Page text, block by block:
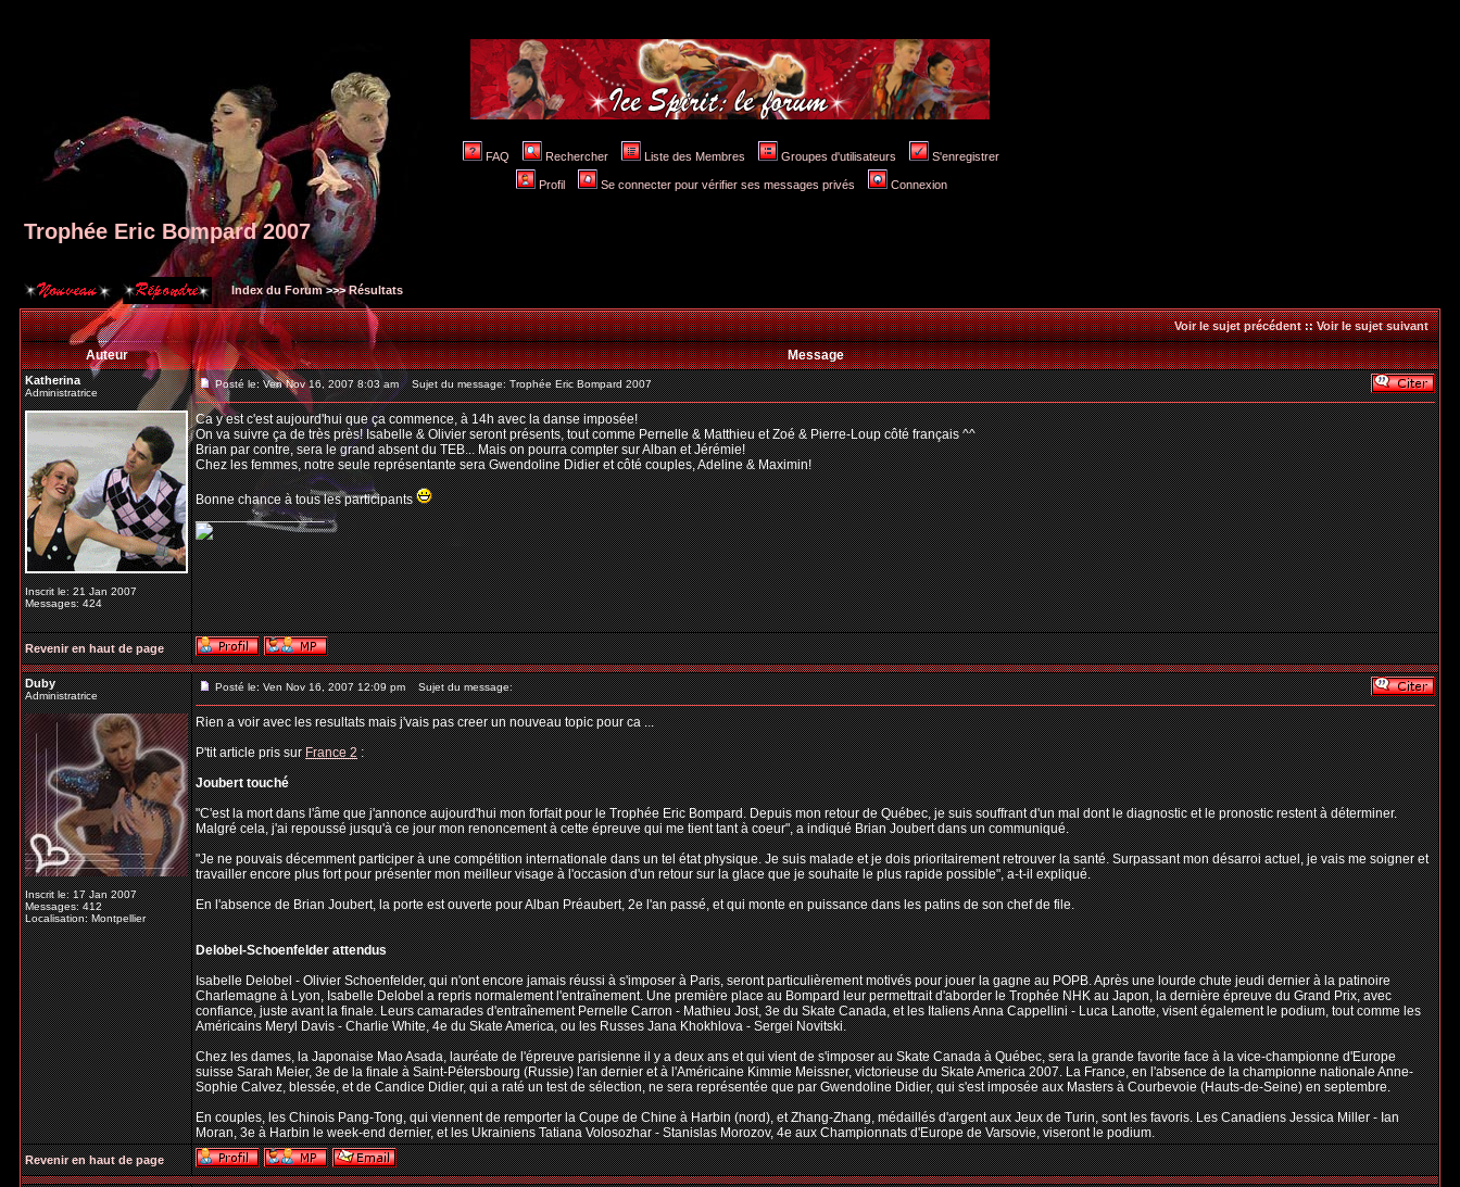
FAQ Rechercher Liste des Membres Groupes d'utilisateurs S'enregistrer
Profil Se connecter pour vérifier ses messages privés Connexion
Trophée Eric Bompard 2007
Index du Forum>>>Résultats
Voir le sujet précédent::Voir le sujet suivant
Auteur Message
Katherina
Administratrice
Inscrit le: 21 Jan 2007
Messages: 424
Posté le: Ven Nov 16, 2007 8:03 am Sujet du message: Trophée Eric Bompard 2007
Ca y est c'est aujourd'hui que ça commence, à 14h avec la danse imposée!
On va suivre ça de très près! Isabelle & Olivier seront présents, tout comme Pernelle & Matthieu et Zoé & Pierre-Loup côté français ^^
Brian par contre, sera le grand absent du TEB... Mais on pourra compter sur Alban et Jérémie!
Chez les femmes, notre seule représentante sera Gwendoline Didier et côté couples, Adeline & Maximin!
Bonne chance à tous les participants
_________________
Revenir en haut de page
Duby
Administratrice
Inscrit le: 17 Jan 2007
Messages: 412
Localisation: Montpellier
Posté le: Ven Nov 16, 2007 12:09 pm Sujet du message:
Rien a voir avec les resultats mais j'vais pas creer un nouveau topic pour ca ...
P'tit article pris surFrance 2:
Joubert touché
"C'est la mort dans l'âme que j'annonce aujourd'hui mon forfait pour le Trophée Eric Bompard. Depuis mon retour de Québec, je suis souffrant d'un mal dont le diagnostic et le pronostic restent à déterminer.
Malgré cela, j'ai repoussé jusqu'à ce jour mon renoncement à cette épreuve qui me tient tant à coeur", a indiqué Brian Joubert dans un communiqué.
"Je ne pouvais décemment participer à une compétition internationale dans un tel état physique. Je suis malade et je dois prioritairement retrouver la santé. Surpassant mon désarroi actuel, je vais me soigner et
travailler encore plus fort pour présenter mon meilleur visage à l'occasion d'un retour sur la glace que je souhaite le plus rapide possible", a-t-il expliqué.
En l'absence de Brian Joubert, la porte est ouverte pour Alban Préaubert, 2e l'an passé, et qui monte en puissance dans les patins de son chef de file.
Delobel-Schoenfelder attendus
Isabelle Delobel - Olivier Schoenfelder, qui n'ont encore jamais réussi à s'imposer à Paris, seront particulièrement motivés pour jouer la gagne au POPB. Après une lourde chute jeudi dernier à la patinoire
Charlemagne à Lyon, Isabelle Delobel a repris normalement l'entraînement. Une première place au Bompard leur permettrait d'aborder le Trophée NHK au Japon, la dernière épreuve du Grand Prix, avec
confiance, juste avant la finale. Leurs camarades d'entraînement Pernelle Carron - Mathieu Jost, 3e du Skate Canada, et les Italiens Anna Cappellini - Luca Lanotte, visent également le podium, tout comme les
Américains Meryl Davis - Charlie White, 4e du Skate America, ou les Russes Jana Khokhlova - Sergei Novitski.
Chez les dames, la Japonaise Mao Asada, lauréate de l'épreuve parisienne il y a deux ans et qui vient de s'imposer au Skate Canada à Québec, sera la grande favorite face à la vice-championne d'Europe
suisse Sarah Meier, 3e de la finale à Saint-Pétersbourg (Russie) l'an dernier et à l'Américaine Kimmie Meissner, victorieuse du Skate America 2007. La France, en l'absence de la championne nationale Anne-
Sophie Calvez, blessée, et de Candice Didier, qui a raté un test de sélection, ne sera représentée que par Gwendoline Didier, qui s'est imposée aux Masters à Courbevoie (Hauts-de-Seine) en septembre.
En couples, les Chinois Pang-Tong, qui viennent de remporter la Coupe de Chine à Harbin (nord), et Zhang-Zhang, médaillés d'argent aux Jeux de Turin, sont les favoris. Les Canadiens Jessica Miller - Ian
Moran, 3e à Harbin le week-end dernier, et les Ukrainiens Tatiana Volosozhar - Stanislas Morozov, 4e aux Championnats d'Europe de Varsovie, viseront le podium.
Revenir en haut de page